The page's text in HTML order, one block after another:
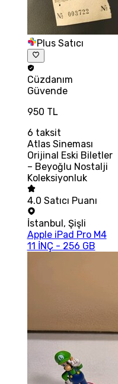
Plus Satıcı
Cüzdanım
Güvende
950 TL
6 taksit
Atlas Sineması
Orijinal Eski Biletler
– Beyoğlu Nostalji
Koleksiyonluk
4.0 Satıcı Puanı
İstanbul, Şişli
Apple iPad Pro M4
11 İNÇ - 256 GB